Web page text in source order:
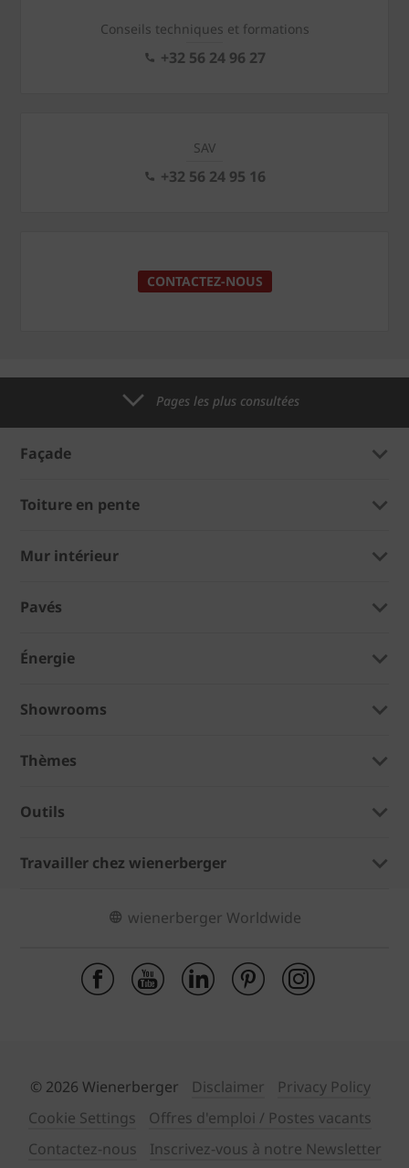
Conseils techniques et formations
+32 56 24 96 27
SAV
+32 56 24 95 16
CONTACTEZ-NOUS
Pages les plus consultées
Façade
Toiture en pente
Mur intérieur
Pavés
Énergie
Showrooms
Thèmes
Outils
Travailler chez wienerberger
wienerberger Worldwide
© 2026 Wienerberger Disclaimer
Privacy Policy
Cookie Settings
Offres d'emploi / Postes vacants
Contactez-nous
Inscrivez-vous à notre Newsletter